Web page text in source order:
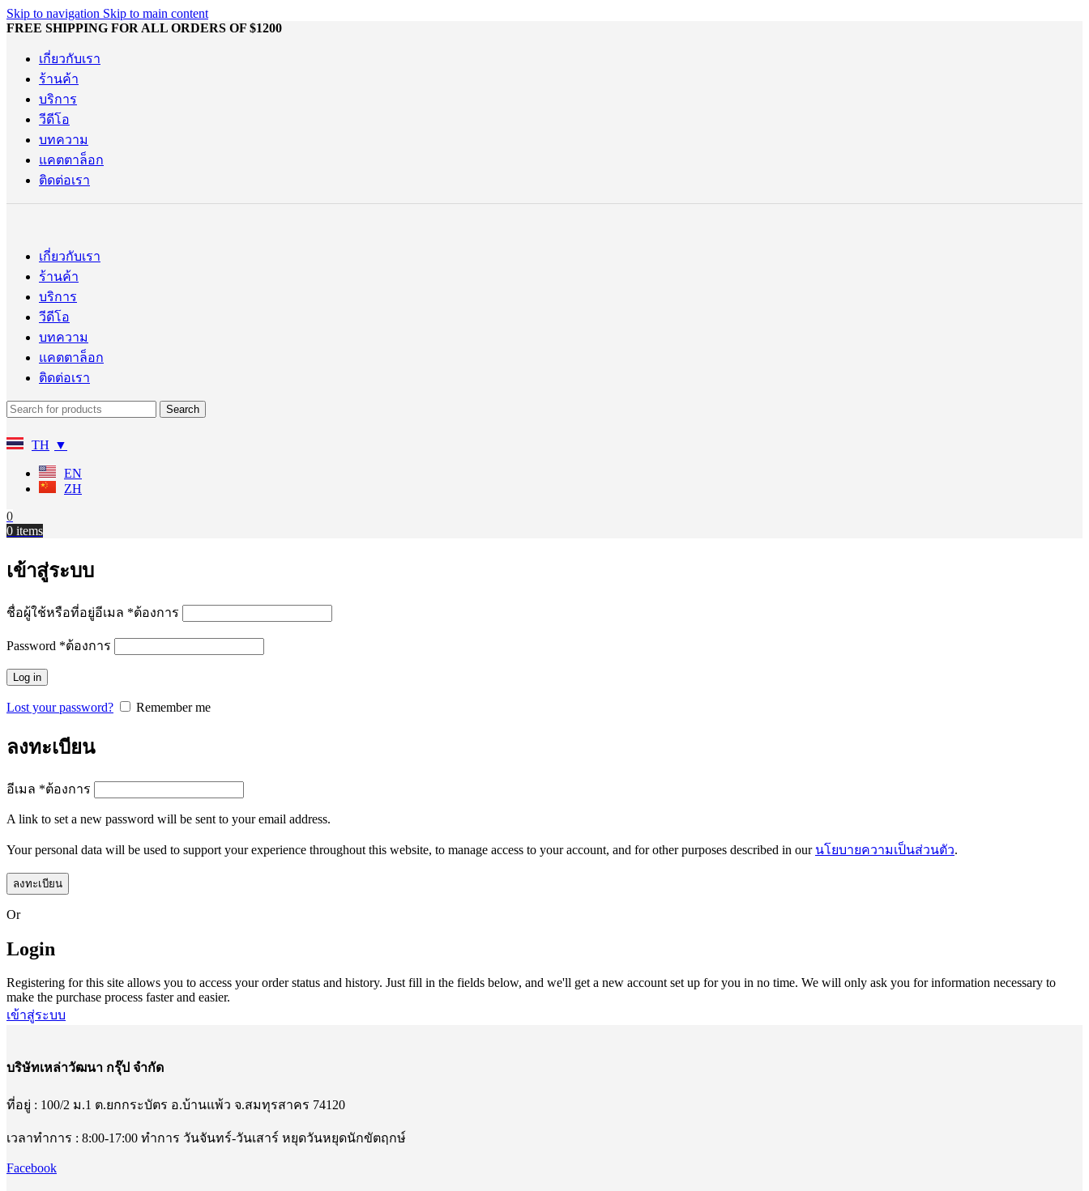
Skip to navigation Skip to main content
FREE SHIPPING FOR ALL ORDERS OF $1200
เกี่ยวกับเรา
ร้านค้า
บริการ
วีดีโอ
บทความ
แคตตาล็อก
ติดต่อเรา
เกี่ยวกับเรา
ร้านค้า
บริการ
วีดีโอ
บทความ
แคตตาล็อก
ติดต่อเรา
Search
TH
EN
ZH
0
0 items
เข้าสู่ระบบ
ชื่อผู้ใช้หรือที่อยู่อีเมล *ต้องการ
Password *ต้องการ
Log in
Lost your password? Remember me
ลงทะเบียน
อีเมล *ต้องการ
A link to set a new password will be sent to your email address.
Your personal data will be used to support your experience throughout this website, to manage access to your account, and for other purposes described in our นโยบายความเป็นส่วนตัว.
ลงทะเบียน
Or
Login
Registering for this site allows you to access your order status and history. Just fill in the fields below, and we'll get a new account set up for you in no time. We will only ask you for information necessary to
make the purchase process faster and easier.
เข้าสู่ระบบ
บริษัทเหล่าวัฒนา กรุ๊ป จำกัด
ที่อยู่ : 100/2 ม.1 ต.ยกกระบัตร อ.บ้านแพ้ว จ.สมทุรสาคร 74120
เวลาทำการ : 8:00-17:00 ทำการ วันจันทร์-วันเสาร์ หยุดวันหยุดนักขัตฤกษ์
Facebook